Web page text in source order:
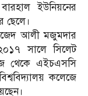
ইউনিয়নের
ছেলে।
আলী মজুমদার
সালে সিলেট
থেকে এইচএসসি
কলেজে